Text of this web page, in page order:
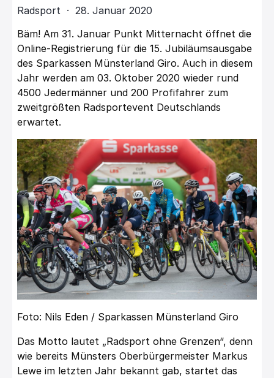
Radsport · 28. Januar 2020
Bäm! Am 31. Januar Punkt Mitternacht öffnet die
Online-Registrierung für die 15. Jubiläumsausgabe
des Sparkassen Münsterland Giro. Auch in diesem
Jahr werden am 03. Oktober 2020 wieder rund
4500 Jedermänner und 200 Profifahrer zum
zweitgrößten Radsportevent Deutschlands
erwartet.
Foto: Nils Eden / Sparkassen Münsterland Giro
Das Motto lautet „Radsport ohne Grenzen“, denn
wie bereits Münsters Oberbürgermeister Markus
Lewe im letzten Jahr bekannt gab, startet das